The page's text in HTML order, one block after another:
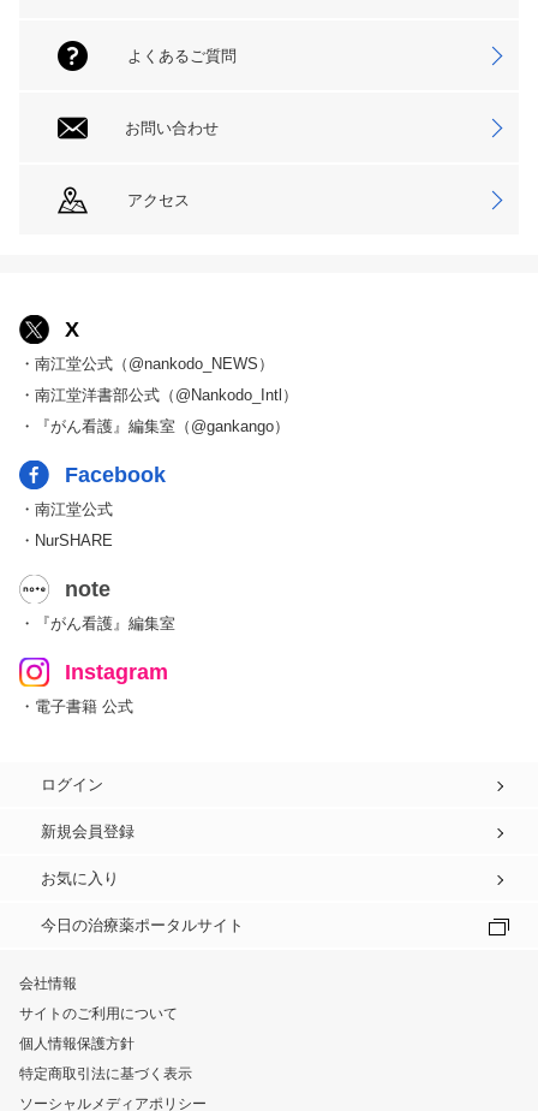
よくあるご質問
お問い合わせ
アクセス
X
・南江堂公式（@nankodo_NEWS）
・南江堂洋書部公式（@Nankodo_Intl）
・『がん看護』編集室（@gankango）
Facebook
・南江堂公式
・NurSHARE
note
・『がん看護』編集室
Instagram
・電子書籍 公式
ログイン
新規会員登録
お気に入り
今日の治療薬ポータルサイト
会社情報
サイトのご利用について
個人情報保護方針
特定商取引法に基づく表示
ソーシャルメディアポリシー